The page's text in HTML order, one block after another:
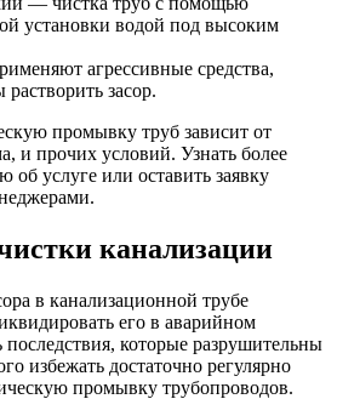
установки водой под высоким
агрессивные средства,
засор.
промывку труб зависит от
и прочих условий. Узнать более
услуге или оставить заявку
канализации
в канализационной трубе
его в аварийном
последствия, которые разрушительны
избежать достаточно регулярно
промывку трубопроводов.